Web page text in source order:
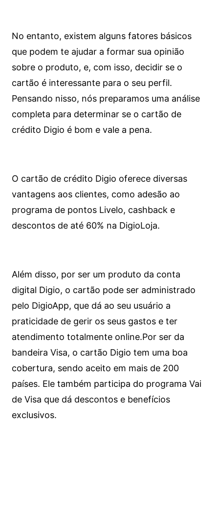
No entanto, existem alguns fatores básicos
que podem te ajudar a formar sua opinião
sobre o produto, e, com isso, decidir se o
cartão é interessante para o seu perfil.
Pensando nisso, nós preparamos uma análise
completa para determinar se o cartão de
crédito Digio é bom e vale a pena.
O cartão de crédito Digio oferece diversas
vantagens aos clientes, como adesão ao
programa de pontos Livelo, cashback e
descontos de até 60% na DigioLoja.
Além disso, por ser um produto da conta
digital Digio, o cartão pode ser administrado
pelo DigioApp, que dá ao seu usuário a
praticidade de gerir os seus gastos e ter
atendimento totalmente online.Por ser da
bandeira Visa, o cartão Digio tem uma boa
cobertura, sendo aceito em mais de 200
países. Ele também participa do programa Vai
de Visa que dá descontos e benefícios
exclusivos.